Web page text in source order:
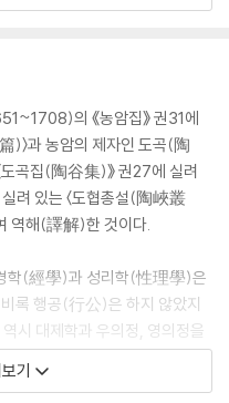
집列朝詩集》 소전小傳
崔?과 고경명高敬命의 글
시선집
문집
》
送序
산문
은혜를 받아 친애하고 신뢰하
는 경우가 많았다.
을 보면 대부분 모두 그러하였
가 있겠는가.
았다. 따라서 문장을 평할 때는
지, 남들처럼 겨우 문맥이 통하
제대로 평가할 수 없다고 지적
의 《농암집》 권31에
)〉과 농암의 제자인 도곡(陶
곡집(陶谷集)》 권27에 실려
려 있는 〈도협총설(陶峽叢
역해(譯解)한 것이다.
학(經學)과 성리학(性理學)은
록 행공(行公)은 하지 않았지
시 대제학과 우의정, 영의정을
기